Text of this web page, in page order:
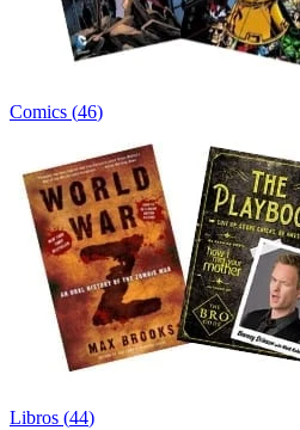
Comics (46)
Libros (44)